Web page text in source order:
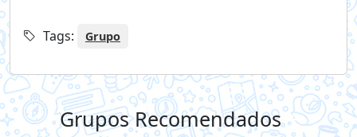
Tags: Grupo
Grupos Recomendados+